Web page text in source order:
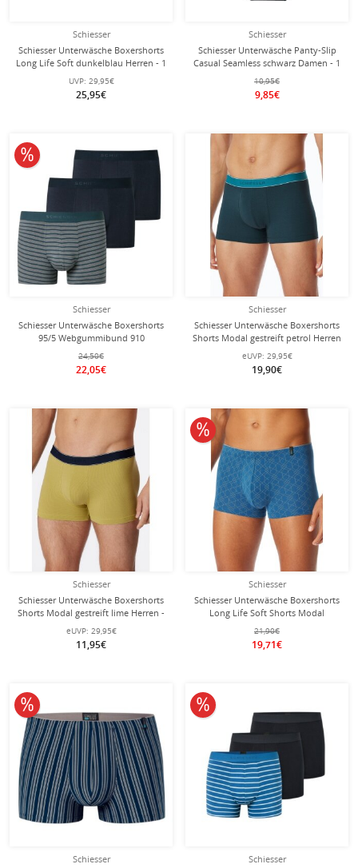
Schiesser
Schiesser Unterwäsche Boxershorts
Long Life Soft dunkelblau Herren - 1
Stück
UVP: 29,95€
25,95€
Schiesser
Schiesser Unterwäsche Panty-Slip
Casual Seamless schwarz Damen - 1
Stück
10,95€
9,85€
Schiesser
Schiesser Unterwäsche Boxershorts
95/5 Webgummibund 910
dunkelblau/blau gestreift Herren - 3
Stück
24,50€
22,05€
10% reduziert
Schiesser
Schiesser Unterwäsche Boxershorts
Shorts Modal gestreift petrol Herren
- 1 Stück
eUVP: 29,95€
19,90€
Schiesser
Schiesser Unterwäsche Boxershorts
Shorts Modal gestreift lime Herren -
1 Stück
eUVP: 29,95€
11,95€
Schiesser
Schiesser Unterwäsche Boxershorts
Long Life Soft Shorts Modal
gemustert blau - 1 Stück
21,90€
19,71€
10% reduziert
Schiesser
10% reduziert
Schiesser
10% reduziert